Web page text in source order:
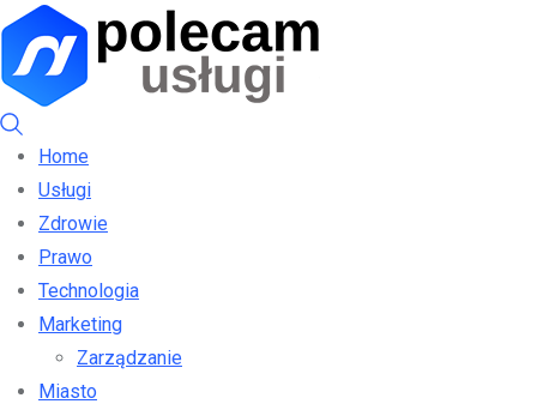
Home
Usługi
Zdrowie
Prawo
Technologia
Marketing
Zarządzanie
Miasto